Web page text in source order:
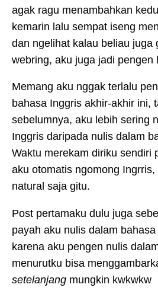
agak ragu menambahkan
kemarin lalu sempat iseng
dan ngelihat kalau beliau juga
webring, aku juga jadi pengen
Memang aku nggak terlalu
bahasa Inggris akhir-akhir ini,
sebelumnya, aku lebih sering
Inggris daripada nulis dalam
Waktu merekam diriku sendiri
aku otomatis ngomong
natural saja gitu.
Post pertamaku dulu juga
payah aku nulis dalam
karena aku pengen nulis
menurutku bisa
setelanjang mungkin kwkwkw